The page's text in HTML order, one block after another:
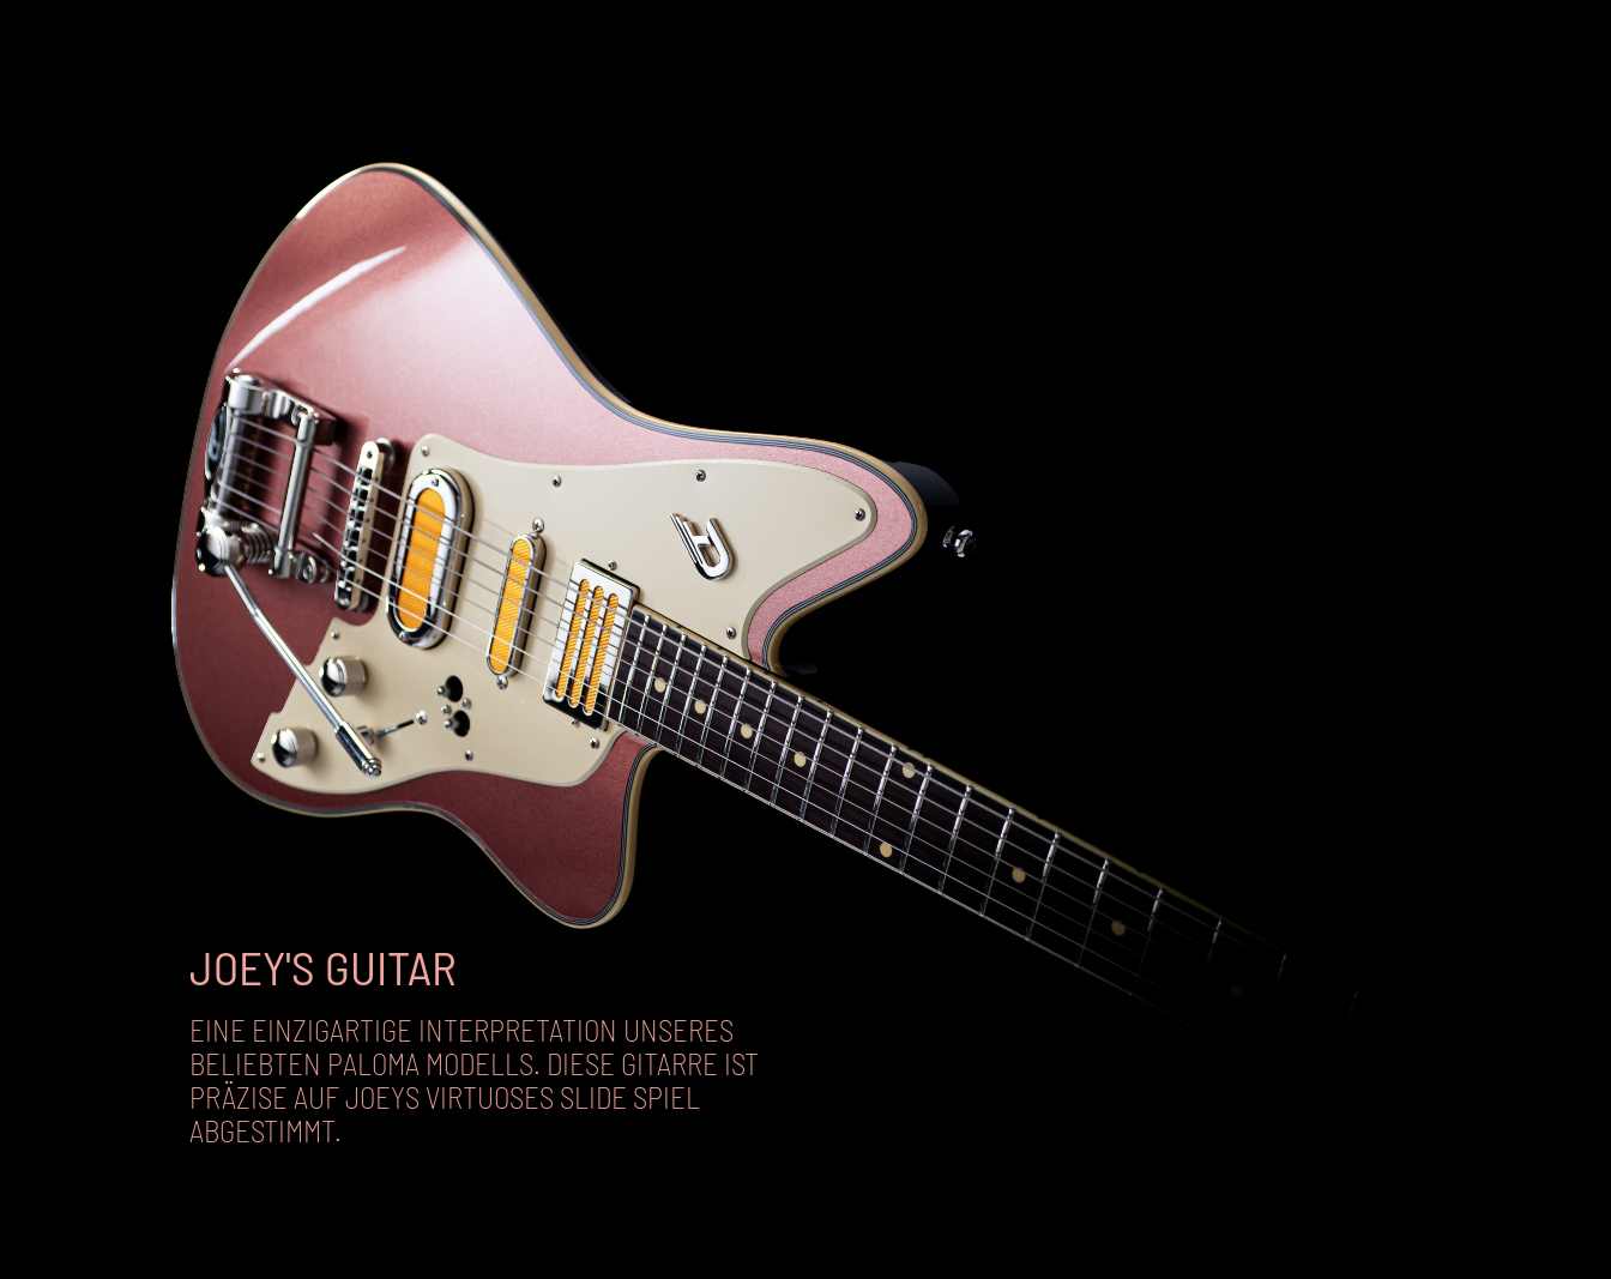
JOEY'S GUITAR
EINE EINZIGARTIGE INTERPRETATION UNSERES
BELIEBTEN PALOMA MODELLS. DIESE GITARRE IST
PRÄZISE AUF JOEYS VIRTUOSES SLIDE SPIEL
ABGESTIMMT.